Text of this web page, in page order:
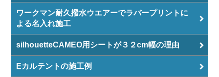
ワークマン耐久撥水ウエアーでラバープリントに
よる名入れ施工
silhouetteCAMEO用シートが３２cm幅の理由
Eカルテントの施工例